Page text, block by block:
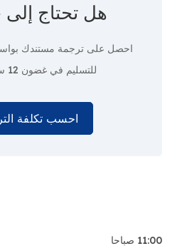
هل تحتاج إلى
احصل على ترجمة مستندك
للتسليم في غضون 12 ساعة فقط.
احسب تكلفة
11:00 صباحا